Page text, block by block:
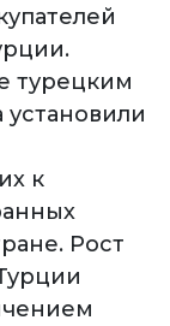
турецким
к
Рост